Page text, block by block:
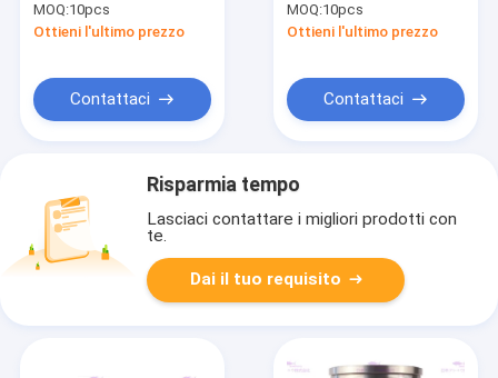
diametro 112mm del
motore J08E 8mm
MOQ:10pcs
Ottieni l'ultimo prezzo
Contattaci
diametro 112mm del
motore J08E 3mm
MOQ:10pcs
Ottieni l'ultimo prezzo
Contattaci
Risparmia tempo
Lasciaci contattare i migliori prodotti con
te.
Dai il tuo requisito